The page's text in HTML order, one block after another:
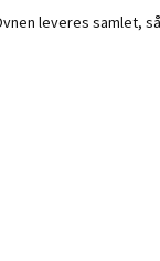
leveres samlet,